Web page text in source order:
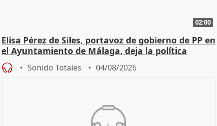
02:00
Elisa Pérez de Siles, portavoz de gobierno de PP en
el Ayuntamiento de Málaga, deja la política
Sonido Totales 04/08/2026